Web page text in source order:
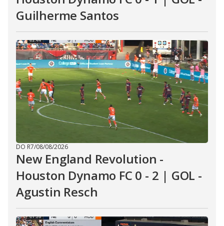
Guilherme Santos
DO R7/08/08/2026
New England Revolution -
Houston Dynamo FC 0 - 2 | GOL -
Agustin Resch